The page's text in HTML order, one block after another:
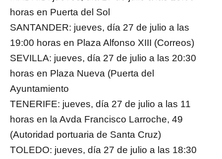
horas en Puerta del Sol
SANTANDER: jueves, día 27 de julio a las
19:00 horas en Plaza Alfonso XIII (Correos)
SEVILLA: jueves, día 27 de julio a las 20:30
horas en Plaza Nueva (Puerta del
Ayuntamiento
TENERIFE: jueves, día 27 de julio a las 11
horas en la Avda Francisco Larroche, 49
(Autoridad portuaria de Santa Cruz)
TOLEDO: jueves, día 27 de julio a las 18:30